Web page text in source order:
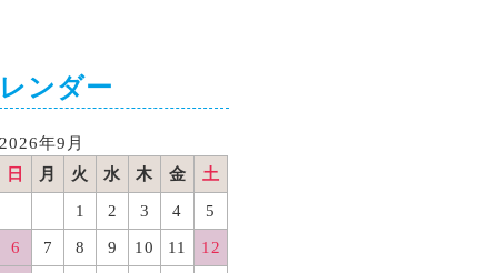
ンダー
2026年9月
日
月 火 水 木 金 土
1 2 3 4 5
6 7 8 9 10 11 12